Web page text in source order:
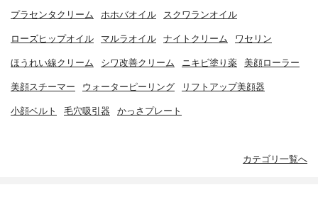
プラセンタクリーム ホホバオイル スクワランオイル
ローズヒップオイル マルラオイル ナイトクリーム ワセリン
ほうれい線クリーム シワ改善クリーム ニキビ塗り薬 美顔ローラー
美顔スチーマー ウォーターピーリング リフトアップ美顔器
小顔ベルト 毛穴吸引器 かっさプレート
カテゴリ一覧へ